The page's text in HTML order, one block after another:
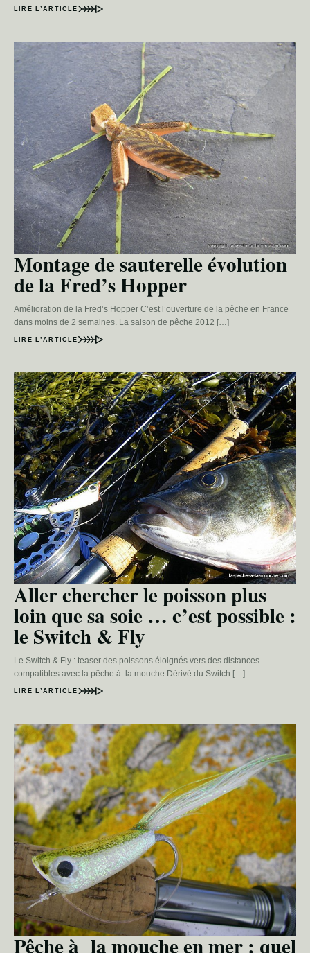
LIRE L’ARTICLE
Montage de sauterelle évolution
de la Fred’s Hopper
Amélioration de la Fred’s Hopper C’est l’ouverture de la pêche en France
dans moins de 2 semaines. La saison de pêche 2012 […]
LIRE L’ARTICLE
Aller chercher le poisson plus
loin que sa soie … c’est possible :
le Switch & Fly
Le Switch & Fly : teaser des poissons éloignés vers des distances
compatibles avec la pêche à la mouche Dérivé du Switch […]
LIRE L’ARTICLE
Pêche à la mouche en mer : quel